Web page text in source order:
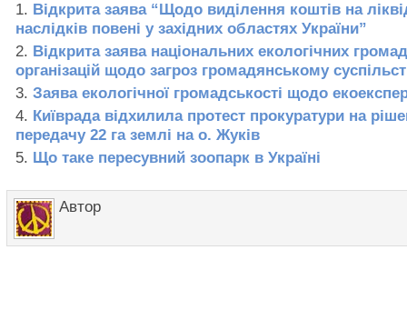
Відкрита заява “Щодо виділення коштів на
наслідків повені у західних областях України”
Відкрита заява національних екологічних
організацій щодо загроз громадянському
Заява екологічної громадськості щодо
Київрада відхилила протест прокуратури на
передачу 22 га землі на о. Жуків
Що таке пересувний зоопарк в Україні
Автор